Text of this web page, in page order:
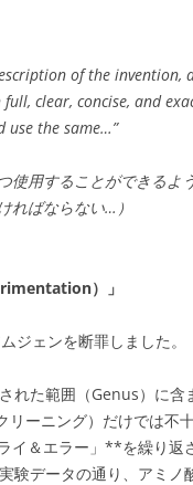
of the invention,
clear, concise, and
the same…”
使用することができるよ
ればならない…）
）」
ジェンを断罪しました。
れた範囲（Genus）に
リーニング）だけでは不
＆エラー」**を繰り返
験データの通り、アミノ